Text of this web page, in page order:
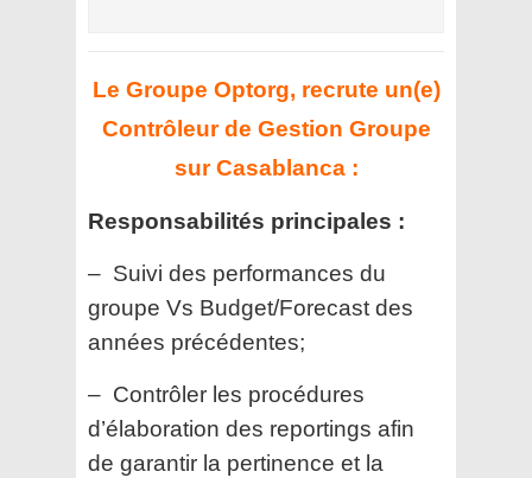
Le Groupe Optorg, recrute un(e)
Contrôleur de Gestion Groupe
sur Casablanca :
Responsabilités principales :
– Suivi des performances du
groupe Vs Budget/Forecast des
années précédentes;
– Contrôler les procédures
d’élaboration des reportings afin
de garantir la pertinence et la